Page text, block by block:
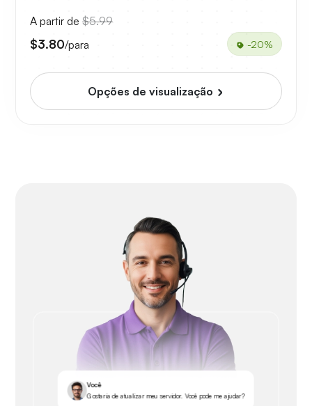
A partir de $5.99
$3.80/para -20%
Opções de visualização
Você
Gostaria de atualizar meu servidor. Você pode me ajudar?